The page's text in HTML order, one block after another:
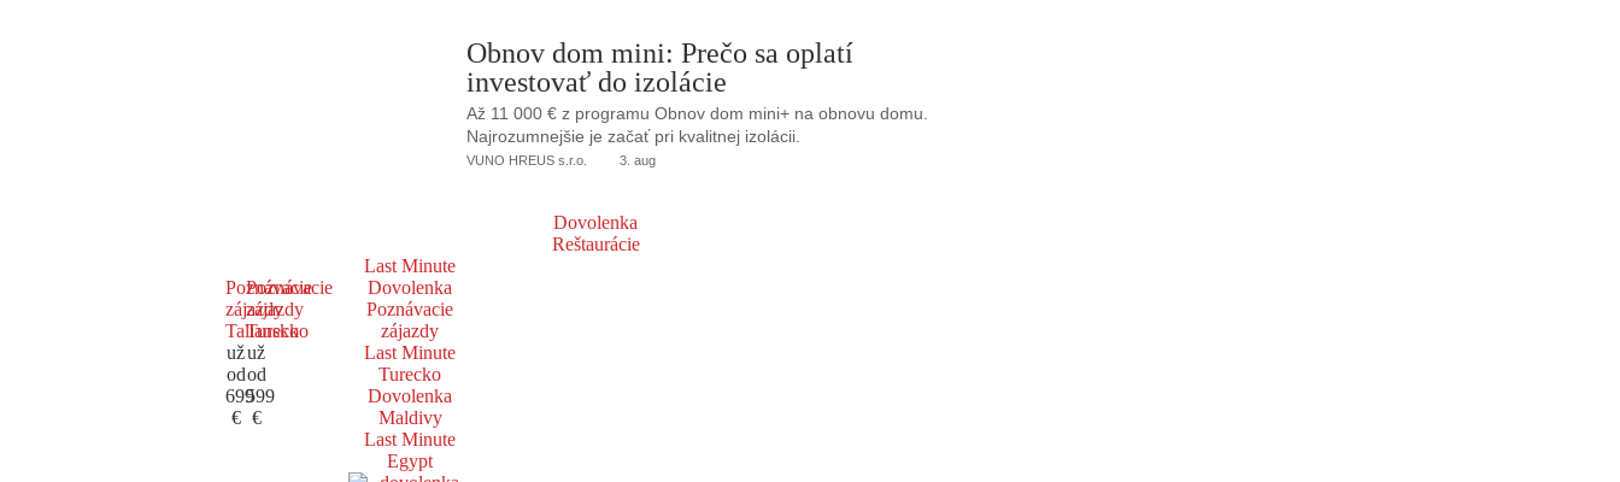
Obnov dom mini: Prečo sa oplatí
investovať do izolácie
Až 11 000 € z programu Obnov dom mini+ na obnovu domu.
Najrozumnejšie je začať pri kvalitnej izolácii.
VUNO HREUS s.r.o. 3. aug
Dovolenka
Reštaurácie
Poznávacie
zájazdy
Taliansko
už
od
699
€
Poznávacie
zájazdy
Turecko
už
od
599
€
Last Minute
Dovolenka
Poznávacie
zájazdy
Last Minute
Turecko
Dovolenka
Maldivy
Last Minute
Egypt